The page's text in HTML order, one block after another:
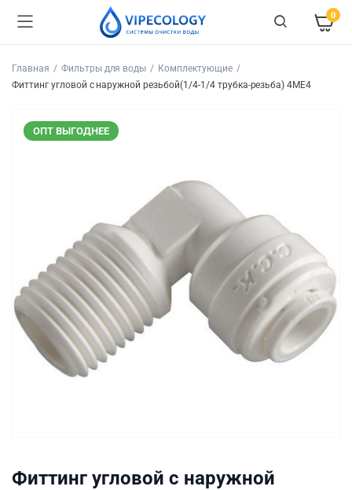
0
Главная Фильтры для воды
Комплектующие
Фиттинг угловой с наружной резьбой(1/4-1/4 трубка-резьба) 4ME4
ОПТ ВЫГОДНЕЕ
Фиттинг угловой с наружной